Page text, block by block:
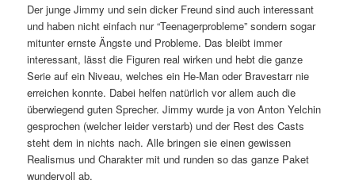
Der junge Jimmy und sein dicker Freund sind auch interessant
und haben nicht einfach nur “Teenagerprobleme” sondern sogar
mitunter ernste Ängste und Probleme. Das bleibt immer
interessant, lässt die Figuren real wirken und hebt die ganze
Serie auf ein Niveau, welches ein He-Man oder Bravestarr nie
erreichen konnte. Dabei helfen natürlich vor allem auch die
überwiegend guten Sprecher. Jimmy wurde ja von Anton Yelchin
gesprochen (welcher leider verstarb) und der Rest des Casts
steht dem in nichts nach. Alle bringen sie einen gewissen
Realismus und Charakter mit und runden so das ganze Paket
wundervoll ab.